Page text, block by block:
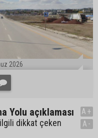
2026
Yolu açıklaması
ilgili dikkat çeken
A+
A-